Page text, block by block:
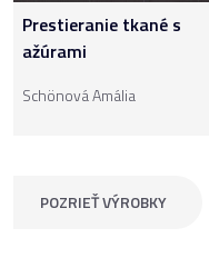
Prestieranie tkané s
ažúrami
Schönová Amália
POZRIEŤ VÝROBKY